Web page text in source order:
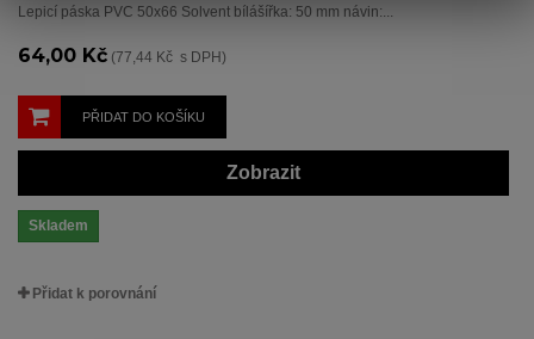
Lepicí páska PVC 50x66 Solvent bílášířka: 50 mm návin:...
64,00 Kč (77,44 Kč s DPH)
PŘIDAT DO KOŠÍKU
Zobrazit
Skladem
Přidat k porovnání